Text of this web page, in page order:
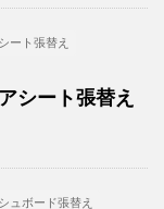
ート張替え
シート張替え
ュボード張替え